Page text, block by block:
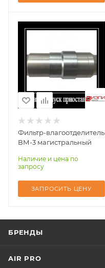
Фильтр-влагоотделитель
ВМ-3 магистральный
Наличие и цена по
запросу
ЗАПРОСИТЬ ЦЕНУ
БРЕНДЫ
AIR PRO